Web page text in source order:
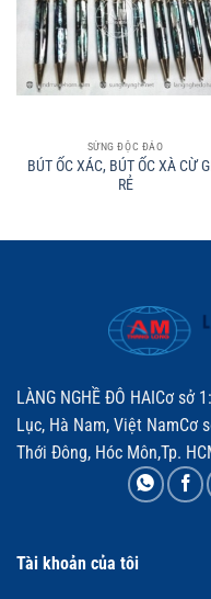
SỪNG ĐỘC ĐÁO
BÚT ỐC XÁC, BÚT ỐC XÀ CỪ
RẺ
LÀNG NGHỀ ĐÔ HAICơ sở
Lục, Hà Nam, Việt NamCơ
Thới Đông, Hóc Môn,Tp.
Tài khoản của tôi